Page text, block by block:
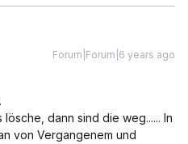
Forum|Forum|6 years ago
dann sind die weg...... In
von Vergangenem und